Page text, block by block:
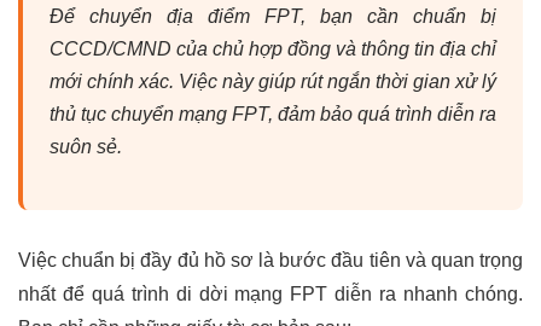
Để chuyển địa điểm FPT, bạn cần chuẩn bị
CCCD/CMND của chủ hợp đồng và thông tin địa chỉ
mới chính xác. Việc này giúp rút ngắn thời gian xử lý
thủ tục chuyển mạng FPT, đảm bảo quá trình diễn ra
suôn sẻ.
Việc chuẩn bị đầy đủ hồ sơ là bước đầu tiên và quan trọng
nhất để quá trình di dời mạng FPT diễn ra nhanh chóng.